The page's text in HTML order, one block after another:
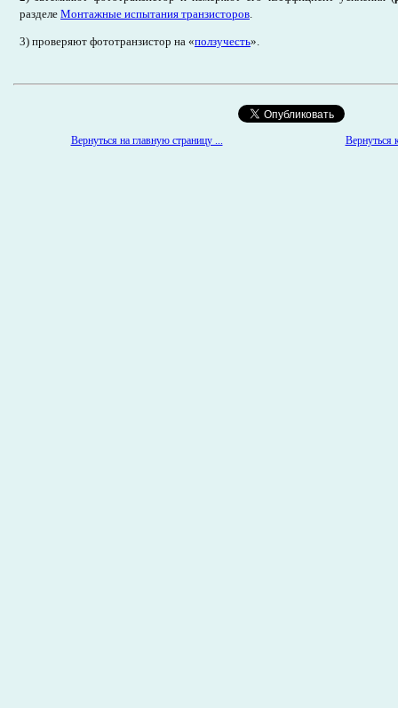
разделе Монтажные испытания транзисторов.
3) проверяют фототранзистор на «ползучесть».
Вернуться на главную страницу ... Вернуться